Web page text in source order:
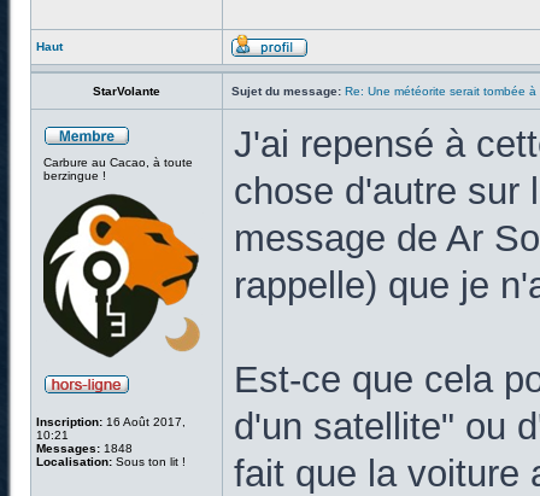
Haut
StarVolante Sujet du message: Re: Une météorite serait tombée à
Carbure au Cacao, à toute
berzingue !
Inscription: 16 Août 2017,
10:21
Messages: 1848
Localisation: Sous ton lit !
J'ai repensé à
chose d'autre sur
message de Ar
rappelle) que je
Est-ce que cela
d'un satellite" ou
fait que la voiture